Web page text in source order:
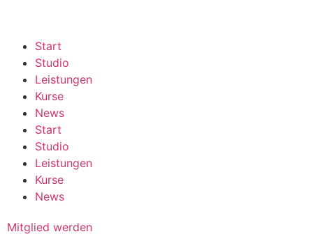
Start
Studio
Leistungen
Kurse
News
Start
Studio
Leistungen
Kurse
News
Mitglied werden